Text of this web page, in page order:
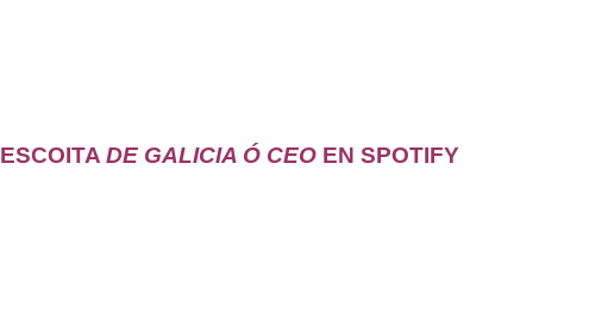
ESCOITA DE GALICIA Ó CEO EN SPOTIFY